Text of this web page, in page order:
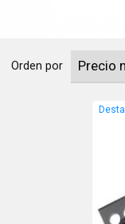
Orden por